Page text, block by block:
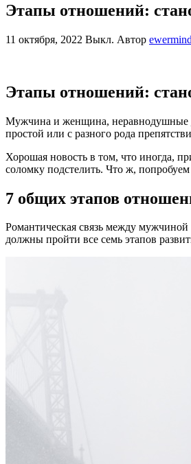
Этапы отношений:
11 октября, 2022 Выкл. Автор ewermind
Этапы отношений:
Мужчина и женщина, неравнодушные
простой или с разного рода
Хорошая новость в том, что иногда,
соломку подстелить. Что ж,
7 общих этапов
Романтическая связь между
должны пройти все семь этапов